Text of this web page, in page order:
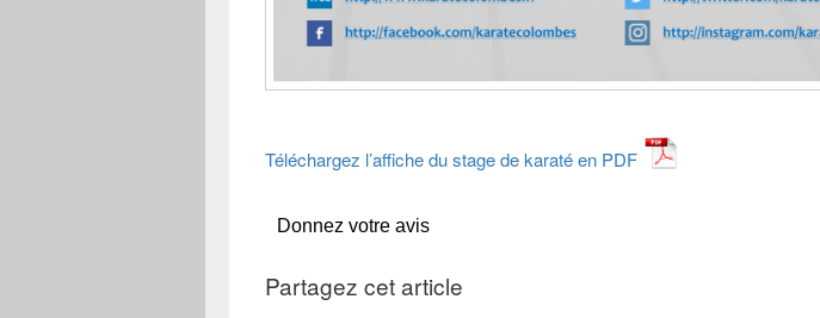
Téléchargez l’affiche du stage de karaté en PDF
Donnez votre avis
Partagez cet article